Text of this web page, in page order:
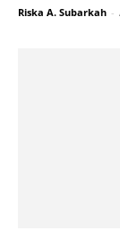
Riska A. Subarkah -